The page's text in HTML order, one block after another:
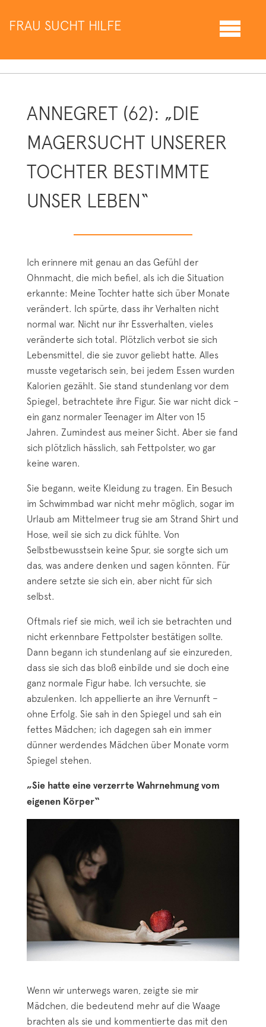
FRAU SUCHT HILFE
ANNEGRET (62): „DIE
MAGERSUCHT UNSERER
TOCHTER BESTIMMTE
UNSER LEBEN“
Ich erinnere mit genau an das Gefühl der
Ohnmacht, die mich befiel, als ich die Situation
erkannte: Meine Tochter hatte sich über Monate
verändert. Ich spürte, dass ihr Verhalten nicht
normal war. Nicht nur ihr Essverhalten, vieles
veränderte sich total. Plötzlich verbot sie sich
Lebensmittel, die sie zuvor geliebt hatte. Alles
musste vegetarisch sein, bei jedem Essen wurden
Kalorien gezählt. Sie stand stundenlang vor dem
Spiegel, betrachtete ihre Figur. Sie war nicht dick –
ein ganz normaler Teenager im Alter von 15
Jahren. Zumindest aus meiner Sicht. Aber sie fand
sich plötzlich hässlich, sah Fettpolster, wo gar
keine waren.
Sie begann, weite Kleidung zu tragen. Ein Besuch
im Schwimmbad war nicht mehr möglich, sogar im
Urlaub am Mittelmeer trug sie am Strand Shirt und
Hose, weil sie sich zu dick fühlte. Von
Selbstbewusstsein keine Spur, sie sorgte sich um
das, was andere denken und sagen könnten. Für
andere setzte sie sich ein, aber nicht für sich
selbst.
Oftmals rief sie mich, weil ich sie betrachten und
nicht erkennbare Fettpolster bestätigen sollte.
Dann begann ich stundenlang auf sie einzureden,
dass sie sich das bloß einbilde und sie doch eine
ganz normale Figur habe. Ich versuchte, sie
abzulenken. Ich appellierte an ihre Vernunft –
ohne Erfolg. Sie sah in den Spiegel und sah ein
fettes Mädchen; ich dagegen sah ein immer
dünner werdendes Mädchen über Monate vorm
Spiegel stehen.
„Sie hatte eine verzerrte Wahrnehmung vom
eigenen Körper“
Wenn wir unterwegs waren, zeigte sie mir
Mädchen, die bedeutend mehr auf die Waage
brachten als sie und kommentierte das mit den